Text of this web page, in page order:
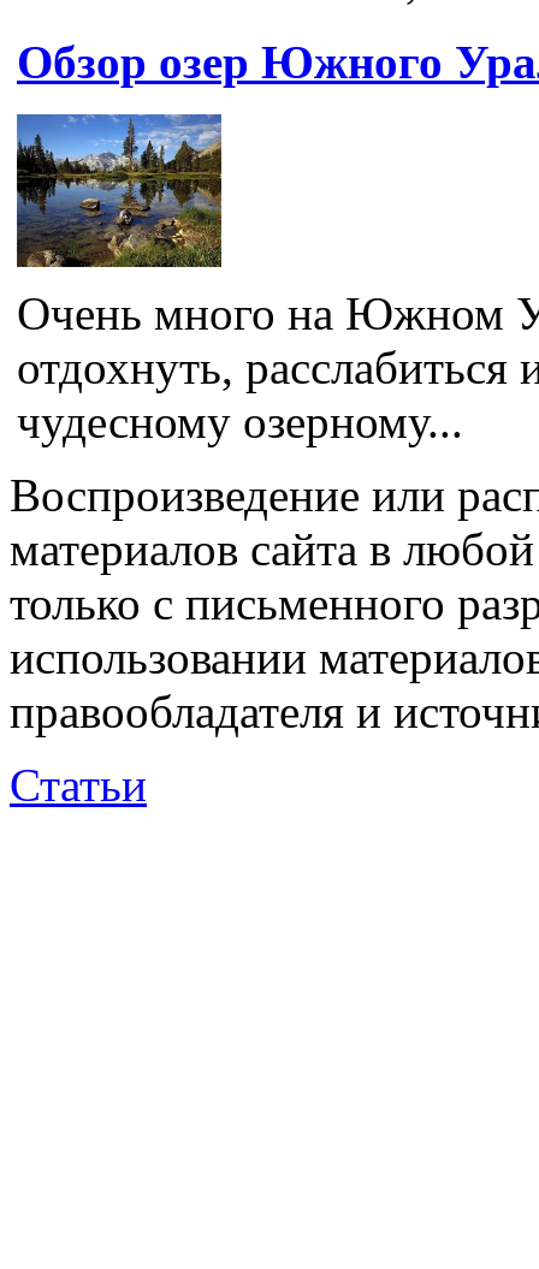
Обзор озер Южного
Очень много на Южном
отдохнуть,
чудесному озерному...
Воспроизведение или
материалов сайта в
только с письменного
использовании
правообладателя и
Статьи